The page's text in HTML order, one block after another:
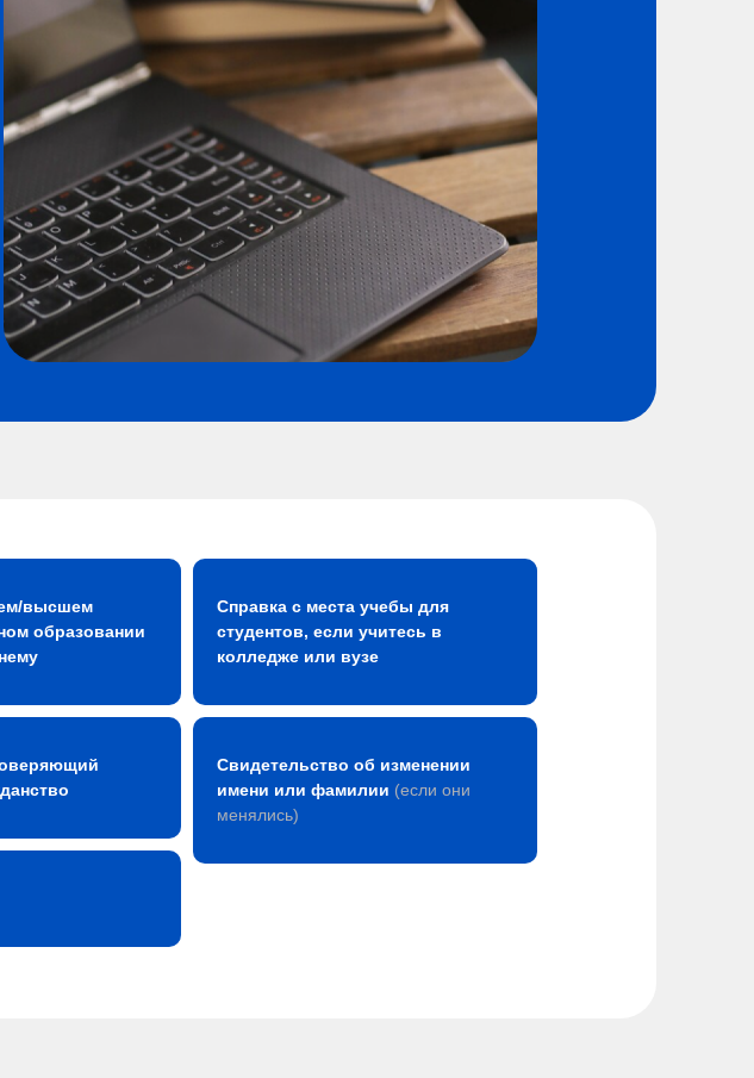
высшем
образовании
Справка с места учебы для
студентов, если учитесь в
колледже или вузе
Свидетельство об изменении
имени или фамилии (если они
менялись)